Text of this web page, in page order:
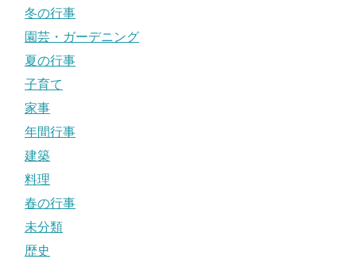
冬の行事
園芸・ガーデニング
夏の行事
子育て
家事
年間行事
建築
料理
春の行事
未分類
歴史